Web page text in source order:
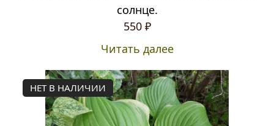
солнце.
550 ₽
Читать далее
НЕТ В НАЛИЧИИ